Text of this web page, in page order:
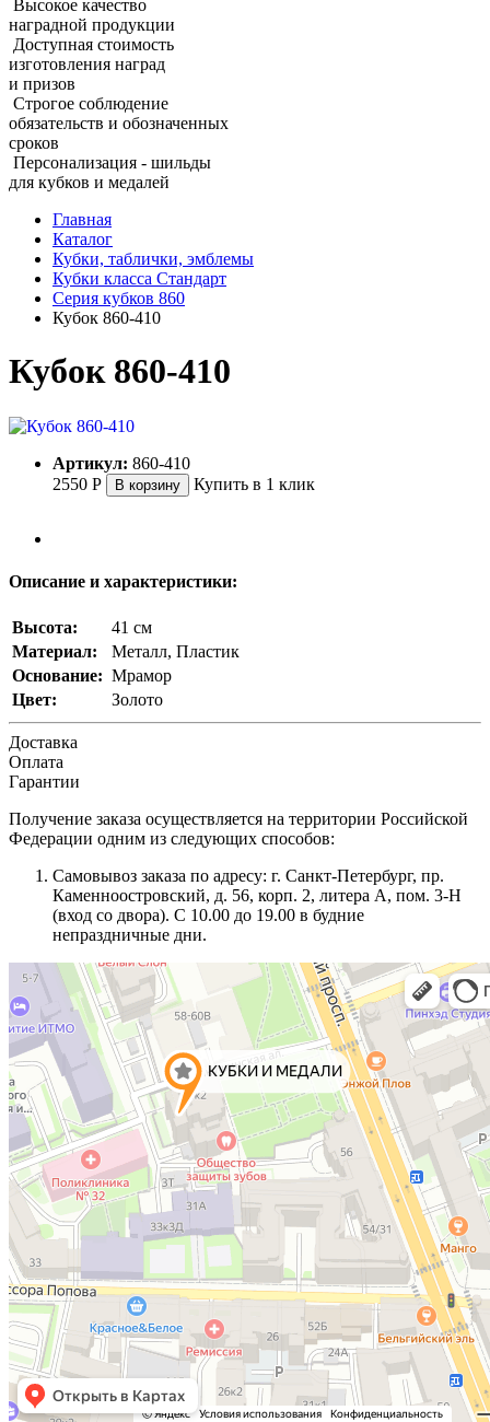
Высокое качество
наградной продукции
Доступная стоимость
изготовления наград
и призов
Строгое соблюдение
обязательств и обозначенных
сроков
Персонализация - шильды
для кубков и медалей
Главная
Каталог
Кубки, таблички, эмблемы
Кубки класса Стандарт
Серия кубков 860
Кубок 860‑410
Кубок 860‑410
Артикул: 860-410
2550 Р В корзину Купить в 1 клик
Описание и характеристики:
Высота:
41 см
Материал:
Металл, Пластик
Основание: Мрамор
Цвет:
Золото
Доставка
Оплата
Гарантии
Получение заказа осуществляется на территории Российской
Федерации одним из следующих способов:
Самовывоз заказа по адресу: г. Санкт-Петербург, пр.
Каменноостровский, д. 56, корп. 2, литера А, пом. 3-Н
(вход со двора). С 10.00 до 19.00 в будние
непраздничные дни.